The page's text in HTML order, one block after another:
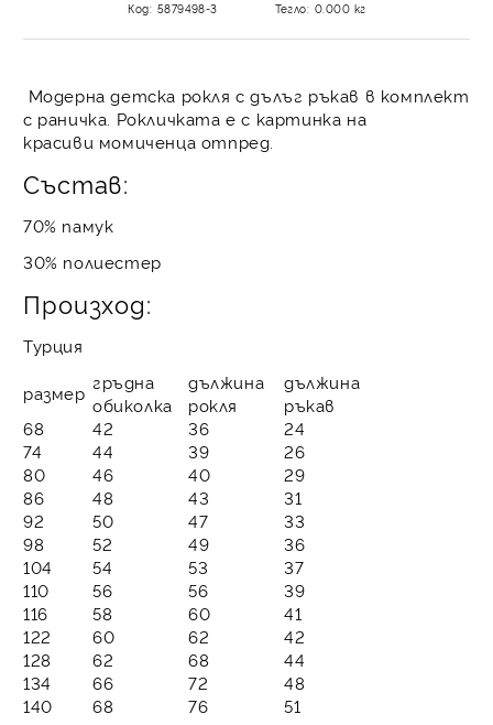
Код: 5879498-3 Тегло: 0.000 кг
Модерна детска рокля с дълъг ръкав в комплект
с раничка. Рокличката е с картинка на
красиви момиченца отпред.
Състав:
70% памук
30% полиестер
Произход:
Турция
размер гръдна
обиколка
дължина
рокля
дължина
ръкав
68
42 36
24
74
44 39
26
80
46 40
29
86
48 43
31
92
50 47
33
98
52 49
36
104
54 53
37
110
56 56
39
116
58 60
41
122
60 62
42
128
62 68
44
134
66 72
48
140
68 76
51